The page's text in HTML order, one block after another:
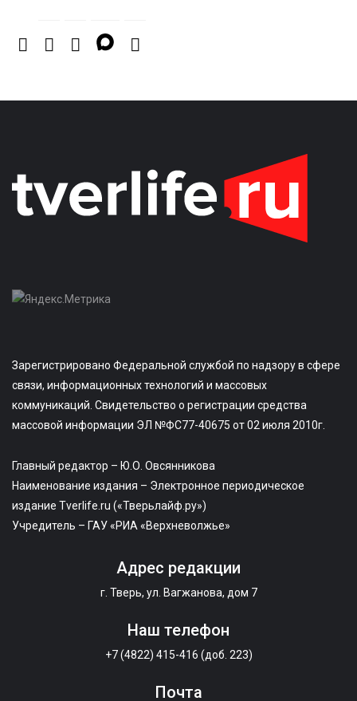
Зарегистрировано Федеральной службой по надзору в сфере
связи, информационных технологий и массовых
коммуникаций. Свидетельство о регистрации средства
массовой информации ЭЛ №ФС77-40675 от 02 июля 2010г.
Главный редактор – Ю.О. Овсянникова
Наименование издания – Электронное периодическое
издание Tverlife.ru («Тверьлайф.ру»)
Учредитель – ГАУ «РИА «Верхневолжье»
Адрес редакции
г. Тверь, ул. Вагжанова, дом 7
Наш телефон
+7 (4822) 415-416 (доб. 223)
Почта